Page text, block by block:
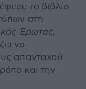
το βιβλίο
στη
Έρωτας,
να
απανταχού
και την